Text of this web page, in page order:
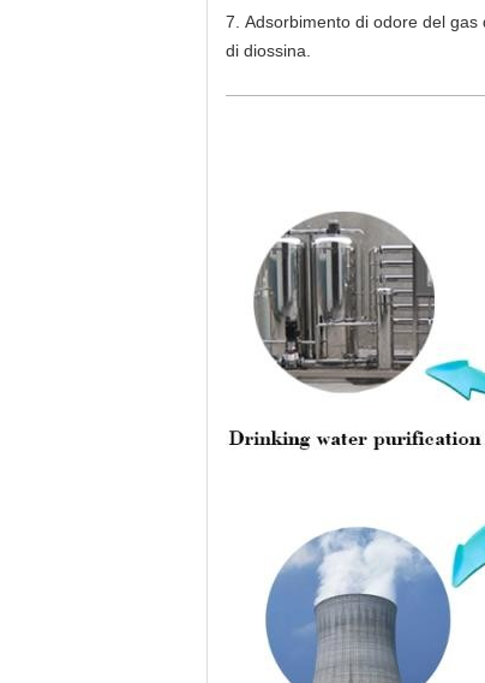
7. Adsorbimento di odore del
di diossina.